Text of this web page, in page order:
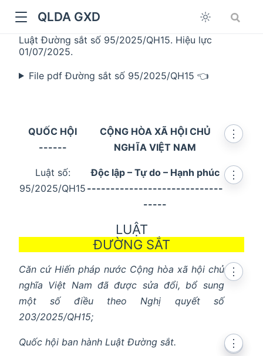
QLDA GXD
Luật Đường sắt số 95/2025/QH15. Hiệu lực
01/07/2025.
File pdf Đường sắt số 95/2025/QH15 👈
QUỐC HỘI
------
Luật số:
95/2025/QH15
CỘNG HÒA XÃ HỘI CHỦ
NGHĨA VIỆT NAM
⋮
Độc lập – Tự do – Hạnh phúc
-----------------------------
-----
⋮
LUẬT
ĐƯỜNG SẮT
Căn cứ Hiến pháp nước Cộng hòa xã hội chủ
nghĩa Việt Nam đã được sửa đổi, bổ sung
một số điều theo Nghị quyết số
203/2025/QH15;
⋮
Quốc hội ban hành Luật Đường sắt. ⋮⋮